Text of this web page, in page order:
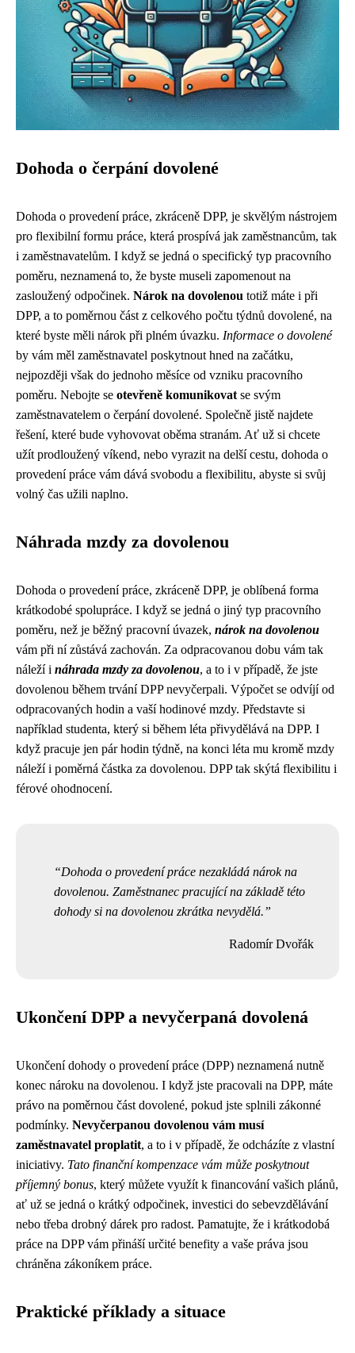
Dohoda o čerpání dovolené
Dohoda o provedení práce, zkráceně DPP, je skvělým nástrojem
pro flexibilní formu práce, která prospívá jak zaměstnancům, tak
i zaměstnavatelům. I když se jedná o specifický typ pracovního
poměru, neznamená to, že byste museli zapomenout na
zasloužený odpočinek. Nárok na dovolenou totiž máte i při
DPP, a to poměrnou část z celkového počtu týdnů dovolené, na
které byste měli nárok při plném úvazku. Informace o dovolené
by vám měl zaměstnavatel poskytnout hned na začátku,
nejpozději však do jednoho měsíce od vzniku pracovního
poměru. Nebojte se otevřeně komunikovat se svým
zaměstnavatelem o čerpání dovolené. Společně jistě najdete
řešení, které bude vyhovovat oběma stranám. Ať už si chcete
užít prodloužený víkend, nebo vyrazit na delší cestu, dohoda o
provedení práce vám dává svobodu a flexibilitu, abyste si svůj
volný čas užili naplno.
Náhrada mzdy za dovolenou
Dohoda o provedení práce, zkráceně DPP, je oblíbená forma
krátkodobé spolupráce. I když se jedná o jiný typ pracovního
poměru, než je běžný pracovní úvazek, nárok na dovolenou
vám při ní zůstává zachován. Za odpracovanou dobu vám tak
náleží i náhrada mzdy za dovolenou, a to i v případě, že jste
dovolenou během trvání DPP nevyčerpali. Výpočet se odvíjí od
odpracovaných hodin a vaší hodinové mzdy. Představte si
například studenta, který si během léta přivydělává na DPP. I
když pracuje jen pár hodin týdně, na konci léta mu kromě mzdy
náleží i poměrná částka za dovolenou. DPP tak skýtá flexibilitu i
férové ohodnocení.
Dohoda o provedení práce nezakládá nárok na
dovolenou. Zaměstnanec pracující na základě této
dohody si na dovolenou zkrátka nevydělá.
Radomír Dvořák
Ukončení DPP a nevyčerpaná dovolená
Ukončení dohody o provedení práce (DPP) neznamená nutně
konec nároku na dovolenou. I když jste pracovali na DPP, máte
právo na poměrnou část dovolené, pokud jste splnili zákonné
podmínky. Nevyčerpanou dovolenou vám musí
zaměstnavatel proplatit, a to i v případě, že odcházíte z vlastní
iniciativy. Tato finanční kompenzace vám může poskytnout
příjemný bonus, který můžete využít k financování vašich plánů,
ať už se jedná o krátký odpočinek, investici do sebevzdělávání
nebo třeba drobný dárek pro radost. Pamatujte, že i krátkodobá
práce na DPP vám přináší určité benefity a vaše práva jsou
chráněna zákoníkem práce.
Praktické příklady a situace